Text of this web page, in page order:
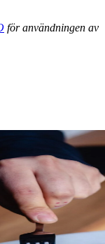
för användningen av